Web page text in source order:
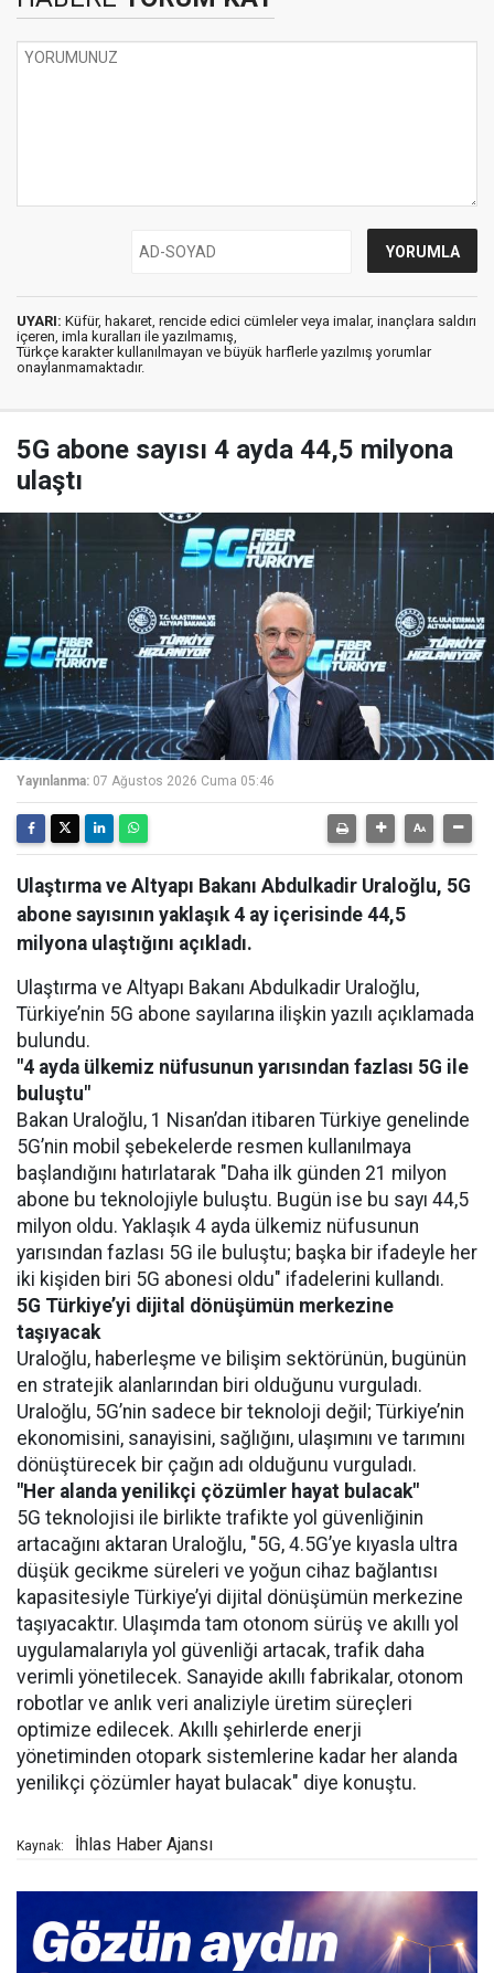
UYARI: Küfür, hakaret, rencide edici cümleler veya imalar, inançlara saldırı
içeren, imla kuralları ile yazılmamış,
Türkçe karakter kullanılmayan ve büyük harflerle yazılmış yorumlar
onaylanmamaktadır.
5G abone sayısı 4 ayda 44,5 milyona
ulaştı
Yayınlanma: 07 Ağustos 2026 Cuma 05:46
Ulaştırma ve Altyapı Bakanı Abdulkadir Uraloğlu, 5G
abone sayısının yaklaşık 4 ay içerisinde 44,5
milyona ulaştığını açıkladı.
Ulaştırma ve Altyapı Bakanı Abdulkadir Uraloğlu,
Türkiye’nin 5G abone sayılarına ilişkin yazılı açıklamada
bulundu.
"4 ayda ülkemiz nüfusunun yarısından fazlası 5G ile
buluştu"
Bakan Uraloğlu, 1 Nisan’dan itibaren Türkiye genelinde
5G’nin mobil şebekelerde resmen kullanılmaya
başlandığını hatırlatarak "Daha ilk günden 21 milyon
abone bu teknolojiyle buluştu. Bugün ise bu sayı 44,5
milyon oldu. Yaklaşık 4 ayda ülkemiz nüfusunun
yarısından fazlası 5G ile buluştu; başka bir ifadeyle her
iki kişiden biri 5G abonesi oldu" ifadelerini kullandı.
5G Türkiye’yi dijital dönüşümün merkezine
taşıyacak
Uraloğlu, haberleşme ve bilişim sektörünün, bugünün
en stratejik alanlarından biri olduğunu vurguladı.
Uraloğlu, 5G’nin sadece bir teknoloji değil; Türkiye’nin
ekonomisini, sanayisini, sağlığını, ulaşımını ve tarımını
dönüştürecek bir çağın adı olduğunu vurguladı.
"Her alanda yenilikçi çözümler hayat bulacak"
5G teknolojisi ile birlikte trafikte yol güvenliğinin
artacağını aktaran Uraloğlu, "5G, 4.5G’ye kıyasla ultra
düşük gecikme süreleri ve yoğun cihaz bağlantısı
kapasitesiyle Türkiye’yi dijital dönüşümün merkezine
taşıyacaktır. Ulaşımda tam otonom sürüş ve akıllı yol
uygulamalarıyla yol güvenliği artacak, trafik daha
verimli yönetilecek. Sanayide akıllı fabrikalar, otonom
robotlar ve anlık veri analiziyle üretim süreçleri
optimize edilecek. Akıllı şehirlerde enerji
yönetiminden otopark sistemlerine kadar her alanda
yenilikçi çözümler hayat bulacak" diye konuştu.
Kaynak: İhlas Haber Ajansı